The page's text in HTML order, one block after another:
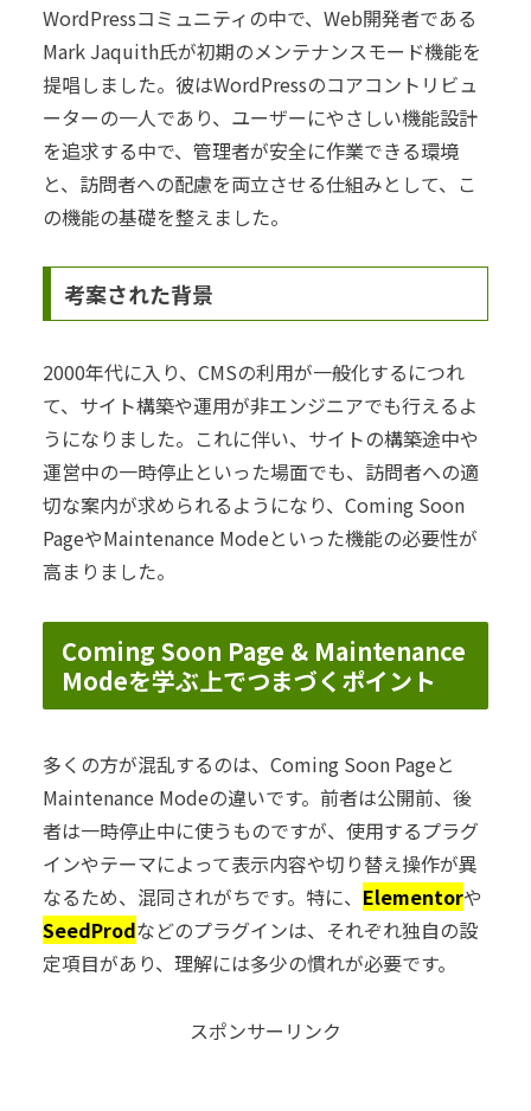
WordPressコミュニティの中で、Web開発者である
Mark Jaquith氏が初期のメンテナンスモード機能を
提唱しました。彼はWordPressのコアコントリビュ
ーターの一人であり、ユーザーにやさしい機能設計
を追求する中で、管理者が安全に作業できる環境
と、訪問者への配慮を両立させる仕組みとして、こ
の機能の基礎を整えました。
考案された背景
2000年代に入り、CMSの利用が一般化するにつれ
て、サイト構築や運用が非エンジニアでも行えるよ
うになりました。これに伴い、サイトの構築途中や
運営中の一時停止といった場面でも、訪問者への適
切な案内が求められるようになり、Coming Soon
PageやMaintenance Modeといった機能の必要性が
高まりました。
Coming Soon Page & Maintenance
Modeを学ぶ上でつまづくポイント
多くの方が混乱するのは、Coming Soon Pageと
Maintenance Modeの違いです。前者は公開前、後
者は一時停止中に使うものですが、使用するプラグ
インやテーマによって表示内容や切り替え操作が異
なるため、混同されがちです。特に、 Elementorや
SeedProdなどのプラグインは、それぞれ独自の設
定項目があり、理解には多少の慣れが必要です。
スポンサーリンク